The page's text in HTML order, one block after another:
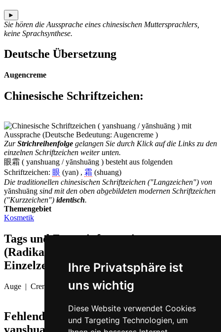
Ihre Privatsphäre ist
uns wichtig
Diese Website verwendet Cookies
und Targeting Technologien, um
►
Sie hören die Aussprache eines chinesischen Muttersprachlers,
keine Sprachsynthese.
Deutsche Übersetzung
Augencreme
Chinesische Schriftzeichen:
ZurStrichreihenfolge gelangen Sie durch Klick auf die Links zu den
einzelnen Schriftzeichen weiter unten.
眼霜 ( yanshuang / yănshuāng ) besteht aus folgenden
Schriftzeichen: 眼 (yan) , 霜 (shuang)
Die traditionellen chinesischen Schriftzeichen ("Langzeichen") von
yănshuāng sind mit den oben abgebildeten modernen Schriftzeichen
("Kurzzeichen") identisch.
Themengebiet
Kosmetik
Tags und Zusatzinformationen
(Radikale, Bedeutungen von
Einzelzeichen, Komposita etc.)
Auge | Creme
Fehlende oder falsche Übersetzung für